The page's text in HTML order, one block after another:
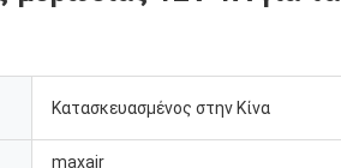
Κατασκευασμένος στην Κίνα
maxair